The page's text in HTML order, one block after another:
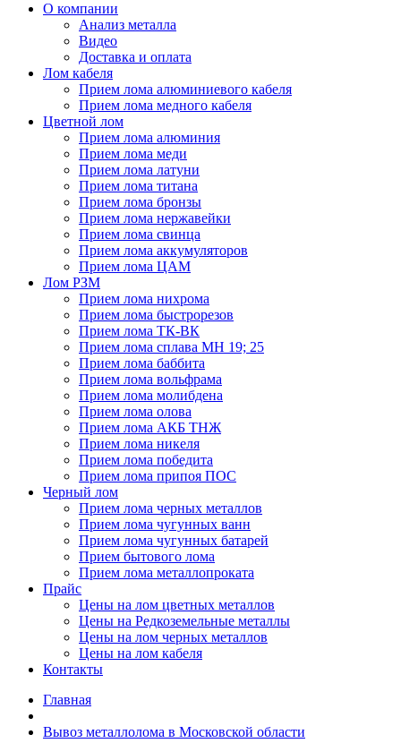
О компании
Анализ металла
Видео
Доставка и оплата
Лом кабеля
Прием лома алюминиевого кабеля
Прием лома медного кабеля
Цветной лом
Прием лома алюминия
Прием лома меди
Прием лома латуни
Прием лома титана
Прием лома бронзы
Прием лома нержавейки
Прием лома свинца
Прием лома аккумуляторов
Прием лома ЦАМ
Лом РЗМ
Прием лома нихрома
Прием лома быстрорезов
Прием лома ТК-ВК
Прием лома сплава МН 19; 25
Прием лома баббита
Прием лома вольфрама
Прием лома молибдена
Прием лома олова
Прием лома АКБ ТНЖ
Прием лома никеля
Прием лома победита
Прием лома припоя ПОС
Черный лом
Прием лома черных металлов
Прием лома чугунных ванн
Прием лома чугунных батарей
Прием бытового лома
Прием лома металлопроката
Прайс
Цены на лом цветных металлов
Цены на Редкоземельные металлы
Цены на лом черных металлов
Цены на лом кабеля
Контакты
Главная
Вывоз металлолома в Московской области